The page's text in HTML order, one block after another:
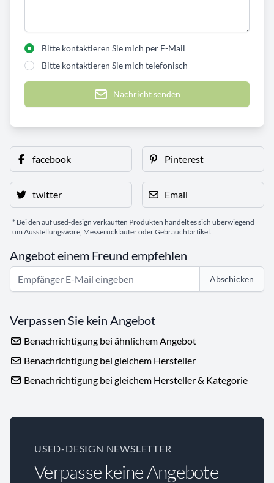
Bitte kontaktieren Sie mich per E-Mail
Bitte kontaktieren Sie mich telefonisch
Nachricht senden
facebook Pinterest
twitter Email
* Bei den auf used-design verkauften Produkten handelt es sich überwiegend
um Ausstellungsware, Messerückläufer oder Gebrauchtartikel.
Angebot einem Freund empfehlen
Abschicken
Verpassen Sie kein Angebot
Benachrichtigung bei ähnlichem Angebot
Benachrichtigung bei gleichem Hersteller
Benachrichtigung bei gleichem Hersteller & Kategorie
USED-DESIGN NEWSLETTER
Verpasse keine Angebote